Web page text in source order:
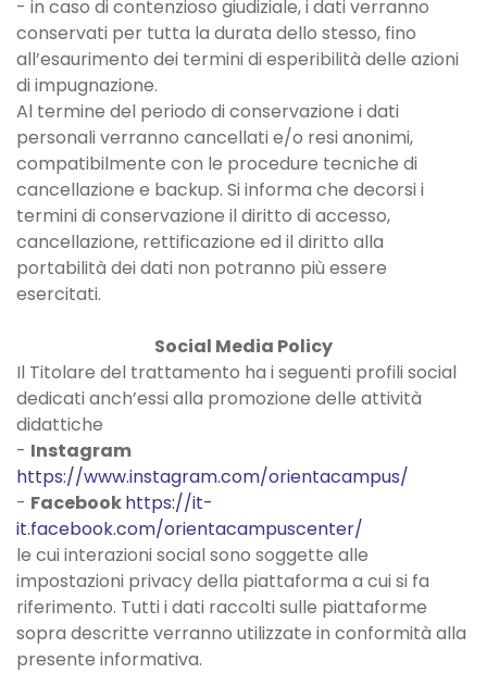
- in caso di contenzioso giudiziale, i dati verranno
conservati per tutta la durata dello stesso, fino
all’esaurimento dei termini di esperibilità delle azioni
di impugnazione.
Al termine del periodo di conservazione i dati
personali verranno cancellati e/o resi anonimi,
compatibilmente con le procedure tecniche di
cancellazione e backup. Si informa che decorsi i
termini di conservazione il diritto di accesso,
cancellazione, rettificazione ed il diritto alla
portabilità dei dati non potranno più essere
esercitati.
Social Media Policy
Il Titolare del trattamento ha i seguenti profili social
dedicati anch’essi alla promozione delle attività
didattiche
- Instagram
https://www.instagram.com/orientacampus/
- Facebookhttps://it-
it.facebook.com/orientacampuscenter/
le cui interazioni social sono soggette alle
impostazioni privacy della piattaforma a cui si fa
riferimento. Tutti i dati raccolti sulle piattaforme
sopra descritte verranno utilizzate in conformità alla
presente informativa.